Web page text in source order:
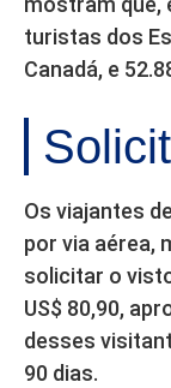
turistas dos
Canadá, e
Os viajantes
por via aérea,
solicitar o
US$ 80,90,
desses
90 dias.